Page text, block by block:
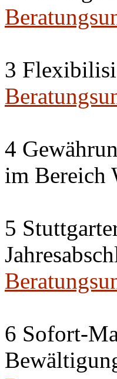
3
4
im Bereich
5
6 Sofort-